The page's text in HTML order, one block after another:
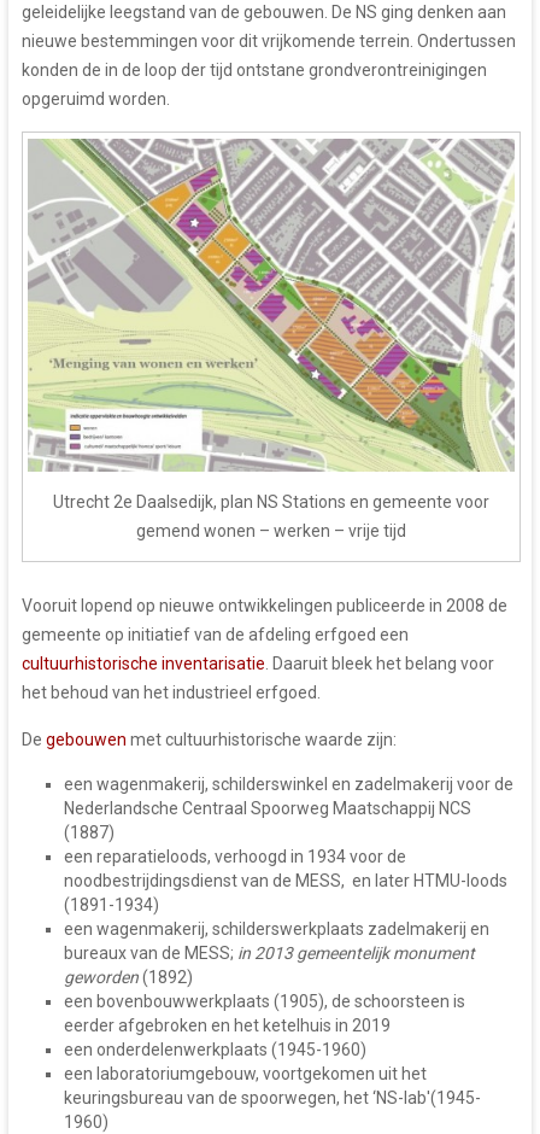
geleidelijke leegstand van de gebouwen. De NS ging denken aan
nieuwe bestemmingen voor dit vrijkomende terrein. Ondertussen
konden de in de loop der tijd ontstane grondverontreinigingen
opgeruimd worden.
Utrecht 2e Daalsedijk, plan NS Stations en gemeente voor
gemend wonen – werken – vrije tijd
Vooruit lopend op nieuwe ontwikkelingen publiceerde in 2008 de
gemeente op initiatief van de afdeling erfgoed een
cultuurhistorische inventarisatie . Daaruit bleek het belang voor
het behoud van het industrieel erfgoed.
De gebouwen met cultuurhistorische waarde zijn:
een wagenmakerij, schilderswinkel en zadelmakerij voor de
Nederlandsche Centraal Spoorweg Maatschappij NCS
(1887)
een reparatieloods, verhoogd in 1934 voor de
noodbestrijdingsdienst van de MESS, en later HTMU-loods
(1891-1934)
een wagenmakerij, schilderswerkplaats zadelmakerij en
bureaux van de MESS; in 2013 gemeentelijk monument
geworden(1892)
een bovenbouwwerkplaats (1905), de schoorsteen is
eerder afgebroken en het ketelhuis in 2019
een onderdelenwerkplaats (1945-1960)
een laboratoriumgebouw, voortgekomen uit het
keuringsbureau van de spoorwegen, het ‘NS-lab'(1945-
1960)